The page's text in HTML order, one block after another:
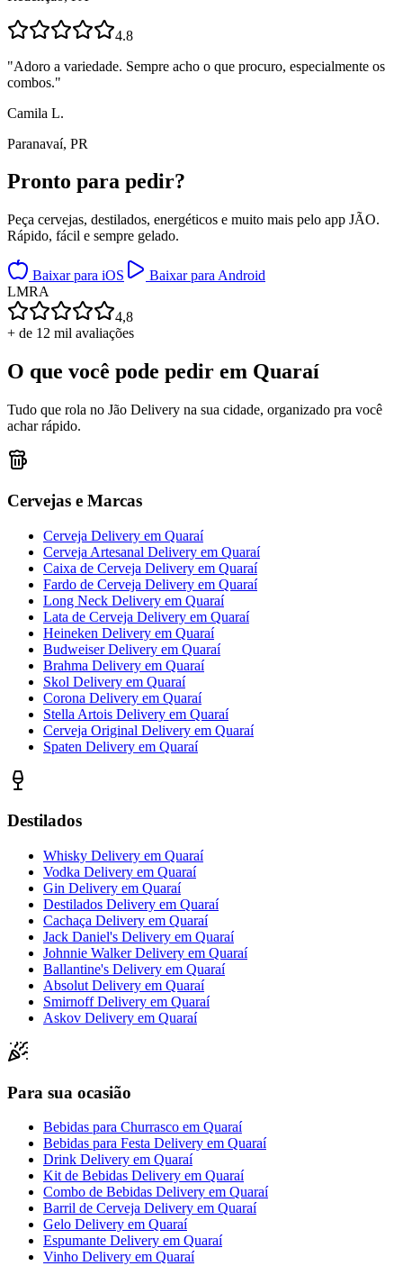
4.8
"Adoro a variedade. Sempre acho o que procuro, especialmente os
combos."
Camila L.
Paranavaí, PR
Pronto para pedir?
Peça cervejas, destilados, energéticos e muito mais pelo app JÃO.
Rápido, fácil e sempre gelado.
Baixar para iOS
Baixar para Android
LMRA
4,8
+ de 12 mil avaliações
O que você pode pedir em Quaraí
Tudo que rola no Jão Delivery na sua cidade, organizado pra você
achar rápido.
Cervejas e Marcas
Cerveja Delivery em Quaraí
Cerveja Artesanal Delivery em Quaraí
Caixa de Cerveja Delivery em Quaraí
Fardo de Cerveja Delivery em Quaraí
Long Neck Delivery em Quaraí
Lata de Cerveja Delivery em Quaraí
Heineken Delivery em Quaraí
Budweiser Delivery em Quaraí
Brahma Delivery em Quaraí
Skol Delivery em Quaraí
Corona Delivery em Quaraí
Stella Artois Delivery em Quaraí
Cerveja Original Delivery em Quaraí
Spaten Delivery em Quaraí
Destilados
Whisky Delivery em Quaraí
Vodka Delivery em Quaraí
Gin Delivery em Quaraí
Destilados Delivery em Quaraí
Cachaça Delivery em Quaraí
Jack Daniel's Delivery em Quaraí
Johnnie Walker Delivery em Quaraí
Ballantine's Delivery em Quaraí
Absolut Delivery em Quaraí
Smirnoff Delivery em Quaraí
Askov Delivery em Quaraí
Para sua ocasião
Bebidas para Churrasco em Quaraí
Bebidas para Festa Delivery em Quaraí
Drink Delivery em Quaraí
Kit de Bebidas Delivery em Quaraí
Combo de Bebidas Delivery em Quaraí
Barril de Cerveja Delivery em Quaraí
Gelo Delivery em Quaraí
Espumante Delivery em Quaraí
Vinho Delivery em Quaraí